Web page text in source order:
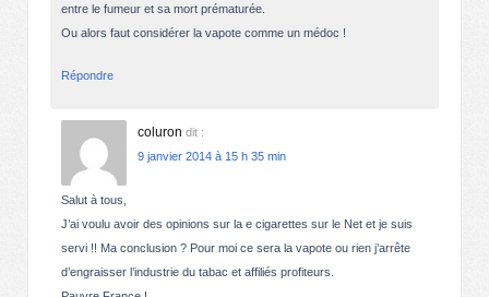
entre le fumeur et sa mort prématurée.
Ou alors faut considérer la vapote comme un médoc !
Répondre
coluron dit :
9 janvier 2014 à 15 h 35 min
Salut à tous,
J’ai voulu avoir des opinions sur la e cigarettes sur le Net et je suis
servi !! Ma conclusion ? Pour moi ce sera la vapote ou rien j’arrête
d’engraisser l’industrie du tabac et affiliés profiteurs.